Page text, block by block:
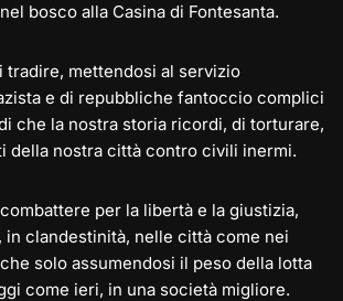
nel bosco alla Casina di Fontesanta.
tradire, mettendosi al servizio
e di repubbliche fantoccio complici
che la nostra storia ricordi, di torturare,
della nostra città contro civili inermi.
per la libertà e la giustizia,
in clandestinità, nelle città come nei
solo assumendosi il peso della lotta
come ieri, in una società migliore.